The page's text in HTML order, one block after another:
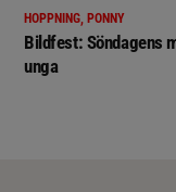
HOPPNING, PONNY
Bildfest: Söndagens
unga